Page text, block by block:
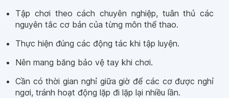
Tập chơi theo cách chuyên nghiệp, tuân thủ các
nguyên tắc cơ bản của từng môn thể thao.
Thực hiện đúng các động tác khi tập luyện.
Nên mang băng bảo vệ tay khi chơi.
Cần có thời gian nghỉ giữa giờ để các cơ được nghỉ
ngơi, tránh hoạt động lặp đi lặp lại nhiều lần.